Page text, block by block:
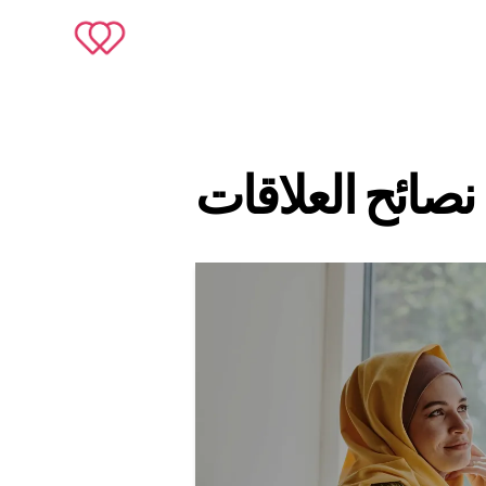
Muslimeet
نصائح العلاقات